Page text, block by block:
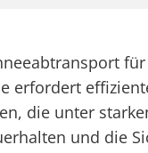
erfordert
die unter
und die